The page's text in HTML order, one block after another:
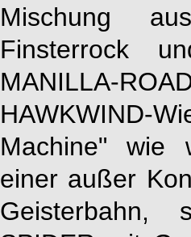
Mischung
Finsterrock
MANILLA-
HAWKWIND-
Machine" wie
einer außer
Geisterbahn,